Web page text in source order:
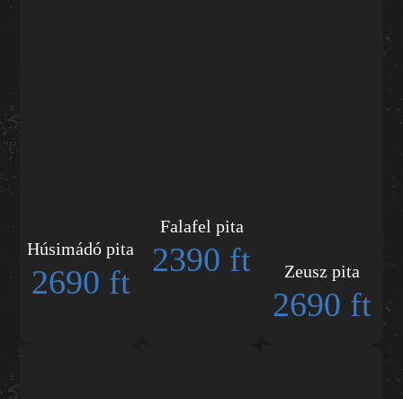
Húsimádó pita
2690 ft
Falafel pita
2390 ft Zeusz pita
2690 ft